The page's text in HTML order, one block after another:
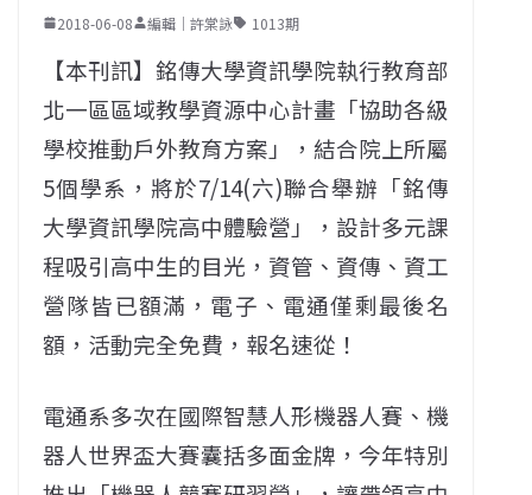
2018-06-08 編輯｜許棠詠 1013期
【本刊訊】銘傳大學資訊學院執行教育部
北一區區域教學資源中心計畫「協助各級
學校推動戶外教育方案」，結合院上所屬
5個學系，將於7/14(六)聯合舉辦「銘傳
大學資訊學院高中體驗營」，設計多元課
程吸引高中生的目光，資管、資傳、資工
營隊皆已額滿，電子、電通僅剩最後名
額，活動完全免費，報名速從！
電通系多次在國際智慧人形機器人賽、機
器人世界盃大賽囊括多面金牌，今年特別